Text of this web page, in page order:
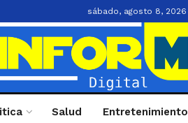
sábado, agosto 8, 2026
Salud Entretenimiento